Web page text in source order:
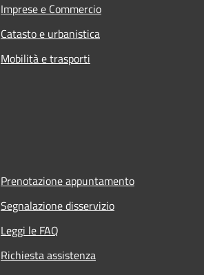
Imprese e Commercio
Catasto e urbanistica
Mobilità e trasporti
Prenotazione appuntamento
Segnalazione disservizio
Leggi le FAQ
Richiesta assistenza